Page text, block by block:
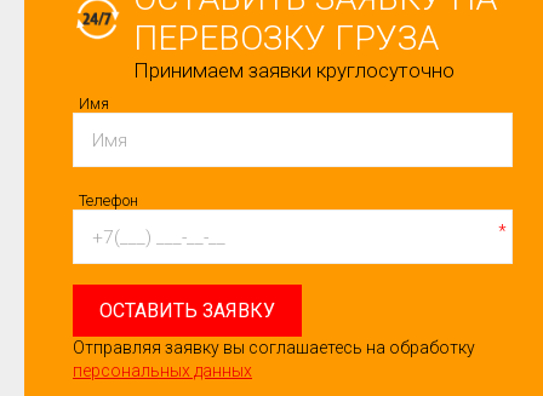
ПЕРЕВОЗКУ ГРУЗА
Принимаем заявки круглосуточно
Имя
Телефон
*
ОСТАВИТЬ ЗАЯВКУ
Отправляя заявку вы соглашаетесь на обработку
персональных данных